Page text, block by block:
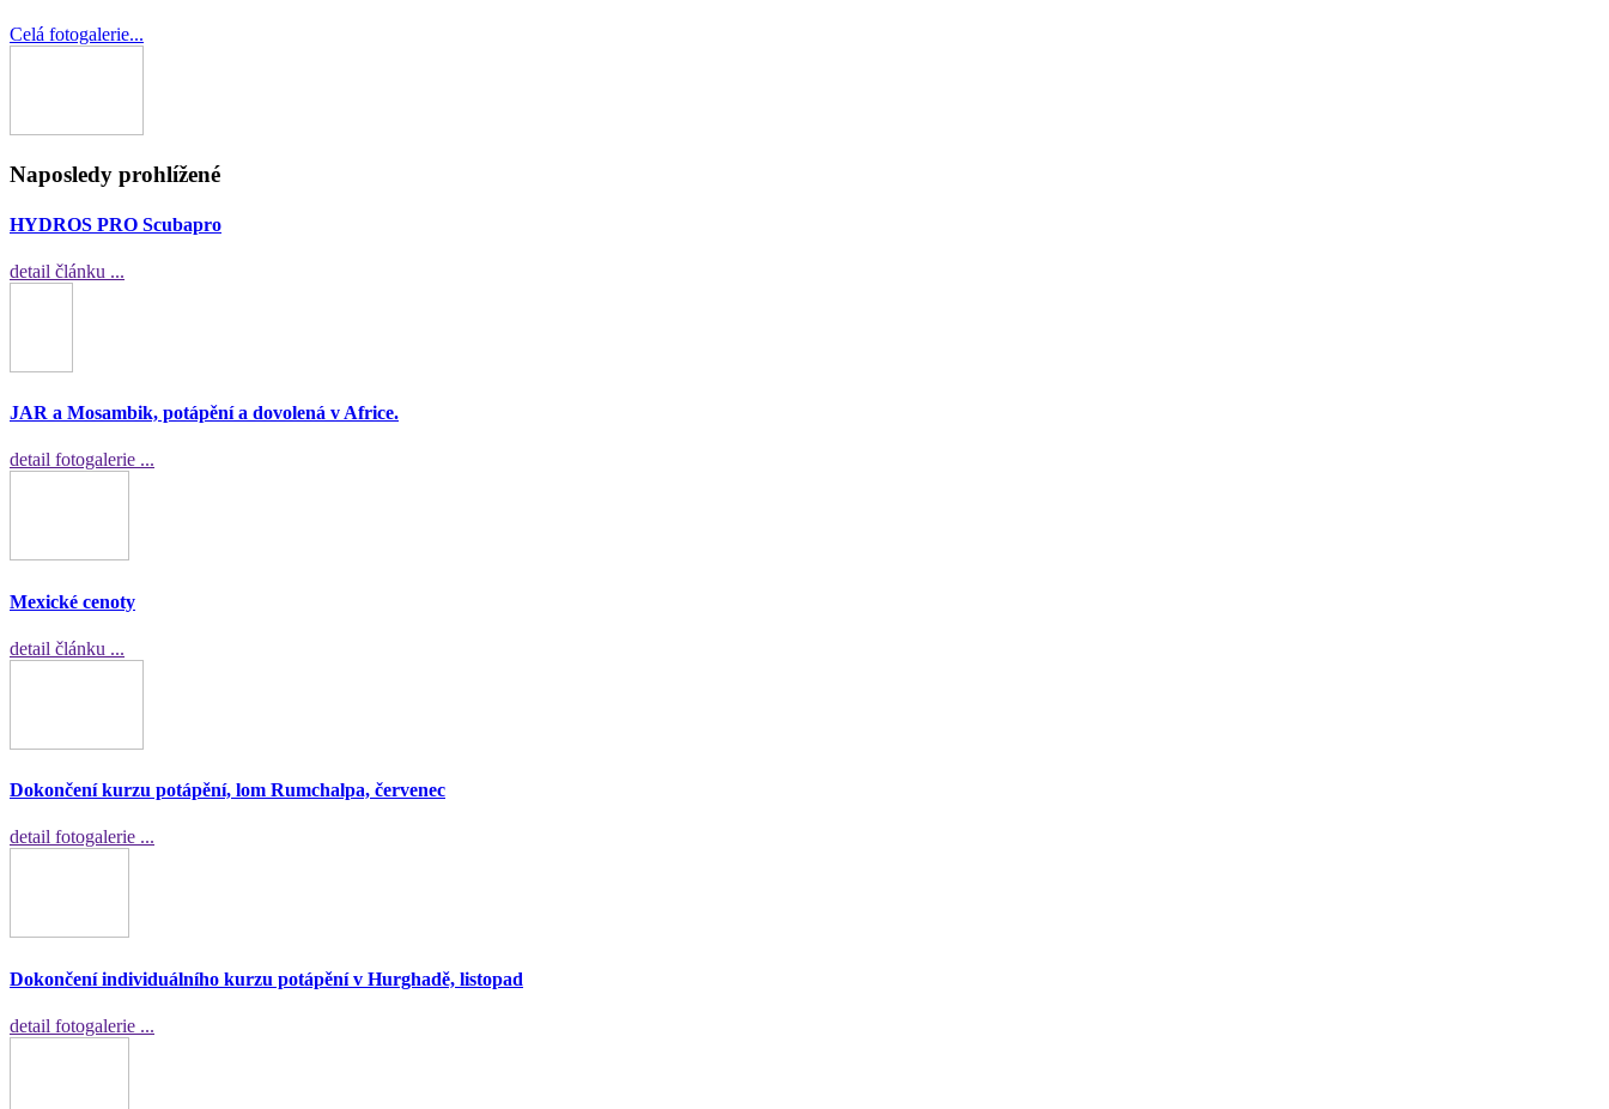
Celá fotogalerie...
Naposledy prohlížené
HYDROS PRO Scubapro
detail článku ...
JAR a Mosambik, potápění a dovolená v Africe.
detail fotogalerie ...
Mexické cenoty
detail článku ...
Dokončení kurzu potápění, lom Rumchalpa, červenec
detail fotogalerie ...
Dokončení individuálního kurzu potápění v Hurghadě, listopad
detail fotogalerie ...